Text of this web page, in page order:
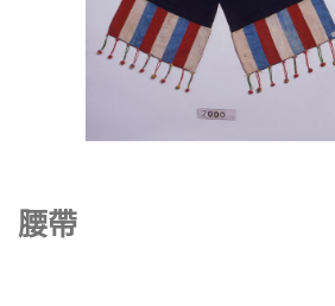
腰帶